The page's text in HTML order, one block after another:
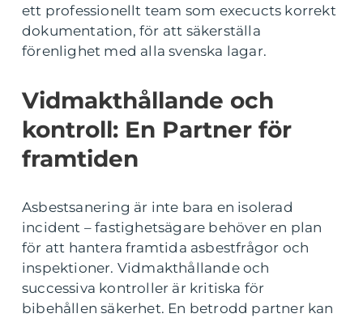
ett professionellt team som execucts korrekt
dokumentation, för att säkerställa
förenlighet med alla svenska lagar.
Vidmakthållande och
kontroll: En Partner för
framtiden
Asbestsanering är inte bara en isolerad
incident – fastighetsägare behöver en plan
för att hantera framtida asbestfrågor och
inspektioner. Vidmakthållande och
successiva kontroller är kritiska för
bibehållen säkerhet. En betrodd partner kan